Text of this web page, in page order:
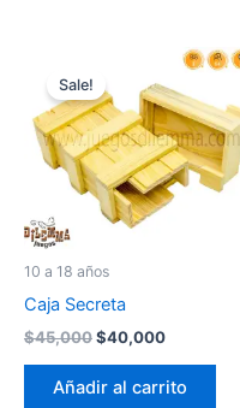
Sale!
10 a 18 años
Caja Secreta
$45,000
original
era:
$45,000.
$40,000
precio
actual
es:
$40,000.
Añadir al carrito